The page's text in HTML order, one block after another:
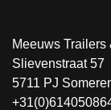
Meeuws Trailers
Slievenstraat 57
5711 PJ